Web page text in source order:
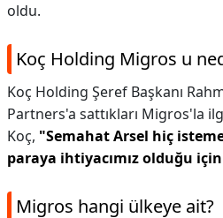
oldu.
Koç Holding Migros u
Koç Holding Şeref Başkanı
Partners'a sattıkları Migros'la
Koç, "Semahat Arsel hiç
paraya ihtiyacımız olduğu
Migros hangi ülkeye ait?